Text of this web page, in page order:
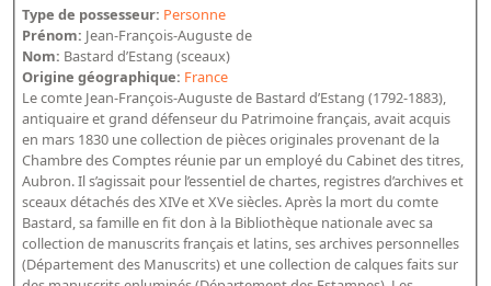
Bibliographie sur la BnF
Bibliographie historique de la Bibliothèque nationale de
France
Dictionnaire de la BnF
Dictionnaire BnF : recherche avancée
Dictionnaire BnF : index
Dictionnaire des fonds spéciaux et des principales collections et
provenances
Type de possesseur: Personne
Prénom: Jean-François-Auguste de
Nom: Bastard d’Estang (sceaux)
Origine géographique: France
Le comte Jean-François-Auguste de Bastard d’Estang (1792-1883),
antiquaire et grand défenseur du Patrimoine français, avait acquis
en mars 1830 une collection de pièces originales provenant de la
Chambre des Comptes réunie par un employé du Cabinet des titres,
Aubron. Il s’agissait pour l’essentiel de chartes, registres d’archives et
sceaux détachés des XIVe et XVe siècles. Après la mort du comte
Bastard, sa famille en fit don à la Bibliothèque nationale avec sa
collection de manuscrits français et latins, ses archives personnelles
(Département des Manuscrits) et une collection de calques faits sur